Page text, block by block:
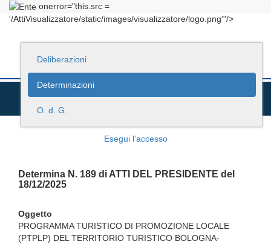
onerror="this.src =
'/AttiVisualizzatore/static/images/visualizzatore/logo.png'"/>
Deliberazioni
Determinazioni
O. d. G.
Esegui l'accesso
Determina N. 189 di ATTI DEL PRESIDENTE del
18/12/2025
Oggetto
PROGRAMMA TURISTICO DI PROMOZIONE LOCALE
(PTPLP) DEL TERRITORIO TURISTICO BOLOGNA-